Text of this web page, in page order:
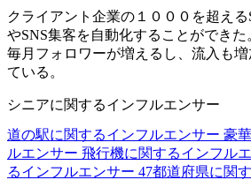
クライアント企業の１０００を超え
やSNS集客を自動化することができ
毎月フォロワーが増えるし、流入も
ている。
シニアに関するインフルエンサー
道の駅に関するインフルエンサー 豪
ルエンサー 飛行機に関するインフル
るインフルエンサー 47都道府県に関